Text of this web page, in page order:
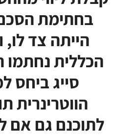
בחתימת
הייתה צד
הכללית
סייג ביחס
הווטרינרית
לתוכנם גם אם